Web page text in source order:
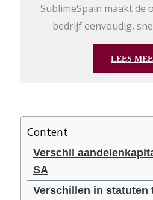
SublimeSpain maakt de
bedrijf eenvoudig,
LEES
Content
Verschil
SA
Verschillen in statuten